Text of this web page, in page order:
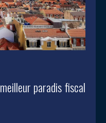
paradis fiscal